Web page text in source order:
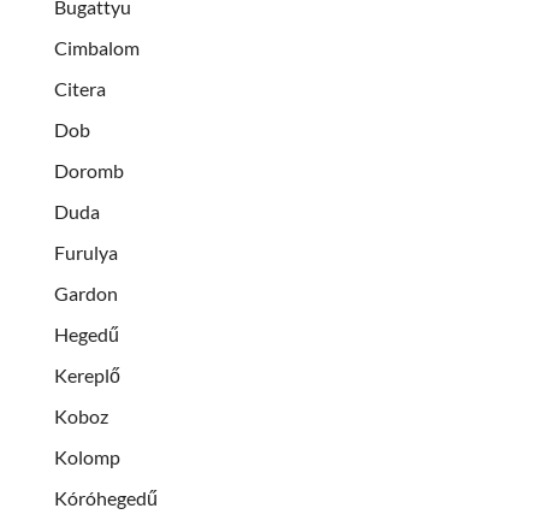
Bugattyu
Cimbalom
Citera
Dob
Doromb
Duda
Furulya
Gardon
Hegedű
Kereplő
Koboz
Kolomp
Kóróhegedű